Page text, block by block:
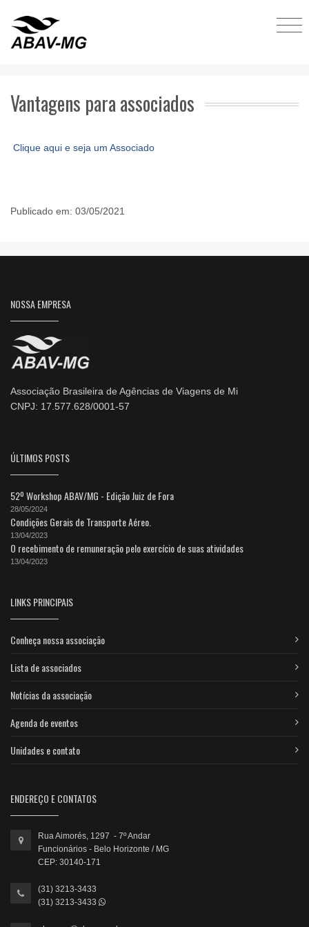
Vantagens para associados
Clique aqui e seja um Associado
Publicado em: 03/05/2021
NOSSA EMPRESA
Associação Brasileira de Agências de Viagens de Mi
CNPJ: 17.577.628/0001-57
ÚLTIMOS POSTS
52º Workshop ABAV/MG - Edição Juiz de Fora
28/05/2024
Condições Gerais de Transporte Aéreo.
13/04/2023
O recebimento de remuneração pelo exercício de suas atividades
13/04/2023
LINKS PRINCIPAIS
Conheça nossa associação
Lista de associados
Notícias da associação
Agenda de eventos
Unidades e contato
ENDEREÇO E CONTATOS
Rua Aimorés, 1297 - 7º Andar
Funcionários - Belo Horizonte / MG
CEP: 30140-171
(31) 3213-3433
(31) 3213-3433